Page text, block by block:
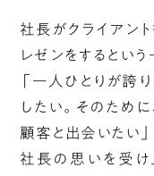
社長がクライアン
レゼンをするという
「一人ひとりが誇
したい。そのため
顧客と出会いたい」
社長の思いを受け